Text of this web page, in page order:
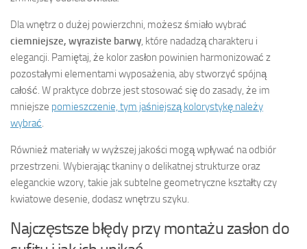
Dla wnętrz o dużej powierzchni, możesz śmiało wybrać
ciemniejsze, wyraziste barwy, które nadadzą charakteru i
elegancji. Pamiętaj, że kolor zasłon powinien harmonizować z
pozostałymi elementami wyposażenia, aby stworzyć spójną
całość. W praktyce dobrze jest stosować się do zasady, że im
mniejsze pomieszczenie, tym jaśniejszą kolorystykę należy
wybrać.
Również materiały w wyższej jakości mogą wpływać na odbiór
przestrzeni. Wybierając tkaniny o delikatnej strukturze oraz
eleganckie wzory, takie jak subtelne geometryczne kształty czy
kwiatowe desenie, dodasz wnętrzu szyku.
Najczęstsze błędy przy montażu zasłon do